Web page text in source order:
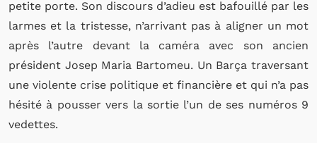
petite porte. Son discours d’adieu est bafouillé par les
larmes et la tristesse, n’arrivant pas à aligner un mot
après l’autre devant la caméra avec son ancien
président Josep Maria Bartomeu. Un Barça traversant
une violente crise politique et financière et qui n’a pas
hésité à pousser vers la sortie l’un de ses numéros 9
vedettes.